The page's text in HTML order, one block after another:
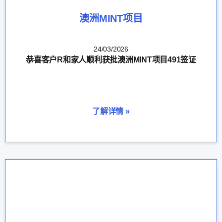
澳洲MINT项目
24/03/2026
恭喜客户R和家人顺利获批澳洲MINT项目491签证
了解详情 »